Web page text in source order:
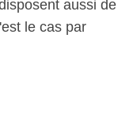
aussi de
le cas par